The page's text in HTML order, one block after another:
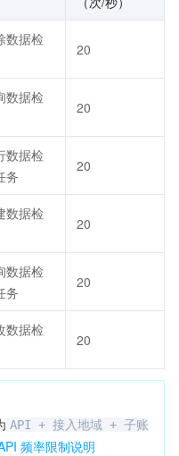
数据检
20
数据检
20
数据检
务
20
数据检
20
数据检
务
20
数据检
20
API + 接入地域 + 子账
频率限制说明